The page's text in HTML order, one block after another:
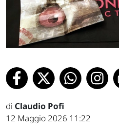
di Claudio Pofi
12 Maggio 2026 11:22